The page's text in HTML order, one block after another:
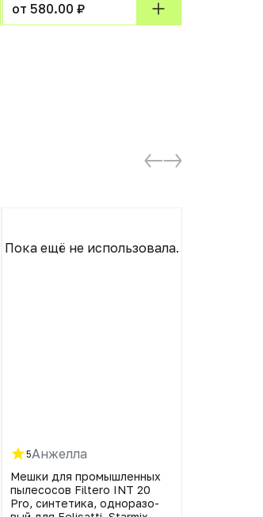
от 580.00 ₽
Пока ещё не использовала.
5Анжелла
Мешки для промышленных
пылесосов Filtero INT 20
Pro, синтетика, однора­зо­